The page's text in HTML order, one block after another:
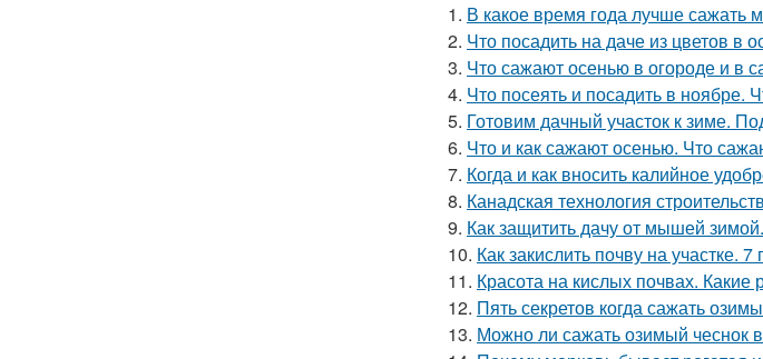
1. В какое время года лучше сажать
2. Что посадить на даче из цветов в
3. Что сажают осенью в огороде и в
4. Что посеять и посадить в ноябре.
5. Готовим дачный участок к зиме.
6. Что и как сажают осенью. Что
7. Когда и как вносить калийное
8. Канадская технология
9. Как защитить дачу от мышей
10. Как закислить почву на участке.
11. Красота на кислых почвах.
12. Пять секретов когда сажать
13. Можно ли сажать озимый чеснок